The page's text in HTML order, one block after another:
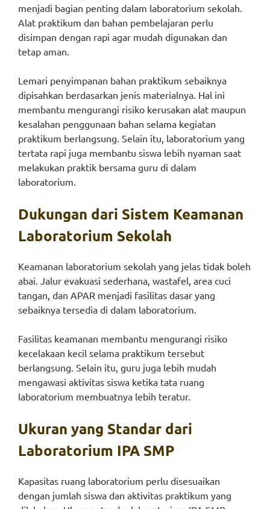
menjadi bagian penting dalam laboratorium sekolah.
Alat praktikum dan bahan pembelajaran perlu
disimpan dengan rapi agar mudah digunakan dan
tetap aman.
Lemari penyimpanan bahan praktikum sebaiknya
dipisahkan berdasarkan jenis materialnya. Hal ini
membantu mengurangi risiko kerusakan alat maupun
kesalahan penggunaan bahan selama kegiatan
praktikum berlangsung. Selain itu, laboratorium yang
tertata rapi juga membantu siswa lebih nyaman saat
melakukan praktik bersama guru di dalam
laboratorium.
Dukungan dari Sistem Keamanan
Laboratorium Sekolah
Keamanan laboratorium sekolah yang jelas tidak boleh
abai. Jalur evakuasi sederhana, wastafel, area cuci
tangan, dan APAR menjadi fasilitas dasar yang
sebaiknya tersedia di dalam laboratorium.
Fasilitas keamanan membantu mengurangi risiko
kecelakaan kecil selama praktikum tersebut
berlangsung. Selain itu, guru juga lebih mudah
mengawasi aktivitas siswa ketika tata ruang
laboratorium membuatnya lebih teratur.
Ukuran yang Standar dari
Laboratorium IPA SMP
Kapasitas ruang laboratorium perlu disesuaikan
dengan jumlah siswa dan aktivitas praktikum yang